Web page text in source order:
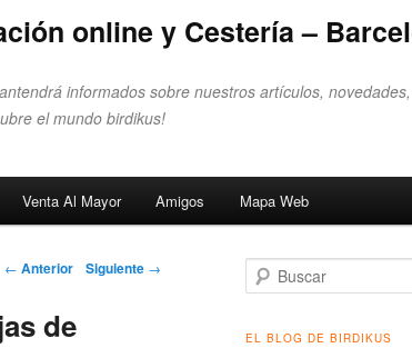
online y Cestería –
informados sobre nuestros artículos,
el mundo birdikus!
Venta Al Mayor Amigos Mapa Web
Navegador de
← Anterior Siguiente →
de
Buscar
EL BLOG DE BIRDIKUS